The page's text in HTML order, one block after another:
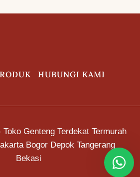
HUBUNGI KAMI
Genteng Terdekat Termurah
Bogor Depok Tangerang
Bekasi